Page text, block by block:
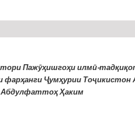
Пажӯҳишгоҳи илмӣ-
Ҷумҳурии Тоҷикистон
Абдулфаттоҳ Ҳаким